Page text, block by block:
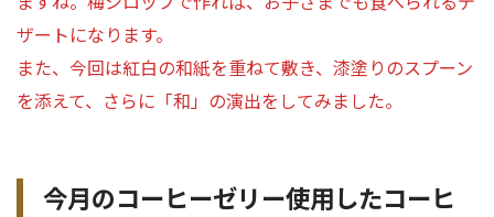
ザートになります。
また、今回は紅白の和紙を重ねて敷き、漆塗りのスプーン
を添えて、さらに「和」の演出をしてみました。
今月のコーヒーゼリー使用したコーヒ